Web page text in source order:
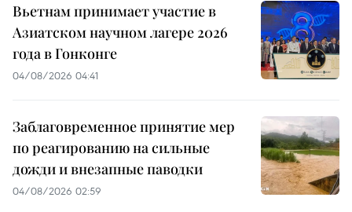
Вьетнам принимает участие в
Азиатском научном лагере 2026
года в Гонконге
04/08/2026 04:41
Заблаговременное принятие мер
по реагированию на сильные
дожди и внезапные паводки
04/08/2026 02:59